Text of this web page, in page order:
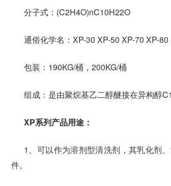
分子式：(C2H4O)nC10H22O
通俗化学名：XP-30 XP-50 XP-70 XP-80
包装：190KG/桶，200KG/桶
组成：是由聚烷基乙二醇醚接在异构醇
XP系列产品用途：
1、可以作为溶剂型清洗剂，其乳化剂
件。